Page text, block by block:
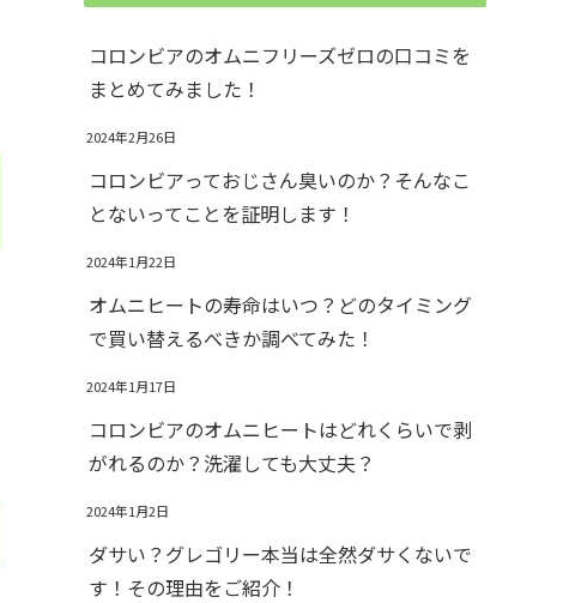
コロンビアのオムニフリーズゼロの口コミを
まとめてみました！
2024年2月26日
コロンビアっておじさん臭いのか？そんなこ
とないってことを証明します！
2024年1月22日
オムニヒートの寿命はいつ？どのタイミング
で買い替えるべきか調べてみた！
2024年1月17日
コロンビアのオムニヒートはどれくらいで剥
がれるのか？洗濯しても大丈夫？
2024年1月2日
ダサい？グレゴリー本当は全然ダサくないで
す！その理由をご紹介！